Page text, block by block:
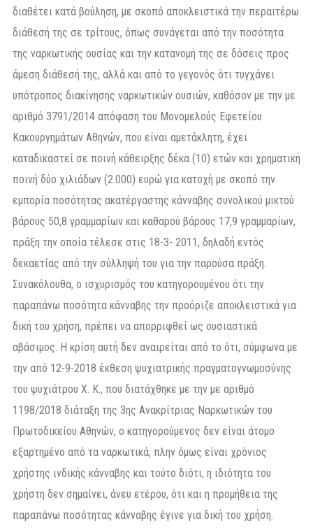
διαθέτει κατά βούληση, με σκοπό αποκλειστικά την περαιτέρω
διάθεσή της σε τρίτους, όπως συνάγεται από την ποσότητα
της ναρκωτικής ουσίας και την κατανομή της σε δόσεις προς
άμεση διάθεσή της, αλλά και από το γεγονός ότι τυγχάνει
υπότροπος διακίνησης ναρκωτικών ουσιών, καθόσον με την με
αριθμό 3791/2014 απόφαση του Μονομελούς Εφετείου
Κακουργημάτων Αθηνών, που είναι αμετάκλητη, έχει
καταδικαστεί σε ποινή κάθειρξης δέκα (10) ετών και χρηματική
ποινή δύο χιλιάδων (2.000) ευρώ για κατοχή με σκοπό την
εμπορία ποσότητας ακατέργαστης κάνναβης συνολικού μικτού
βάρους 50,8 γραμμαρίων και καθαρού βάρους 17,9 γραμμαρίων,
πράξη την οποία τέλεσε στις 18-3- 2011, δηλαδή εντός
δεκαετίας από την σύλληψή του για την παρούσα πράξη.
Συνακόλουθα, ο ισχυρισμός του κατηγορουμένου ότι την
παραπάνω ποσότητα κάνναβης την προόριζε αποκλειστικά για
δική του χρήση, πρέπει να απορριφθεί ως ουσιαστικά
αβάσιμος. Η κρίση αυτή δεν αναιρείται από το ότι, σύμφωνα με
την από 12-9-2018 έκθεση ψυχιατρικής πραγματογνωμοσύνης
του ψυχιάτρου Χ. Κ., που διατάχθηκε με την με αριθμό
1198/2018 διάταξη της 3ης Ανακρίτριας Ναρκωτικών του
Πρωτοδικείου Αθηνών, ο κατηγορούμενος δεν είναι άτομο
εξαρτημένο από τα ναρκωτικά, πλην όμως είναι χρόνιος
χρήστης ινδικής κάνναβης και τούτο διότι, η ιδιότητα του
χρήστη δεν σημαίνει, άνευ ετέρου, ότι και η προμήθεια της
παραπάνω ποσότητας κάνναβης έγινε για δική του χρήση.